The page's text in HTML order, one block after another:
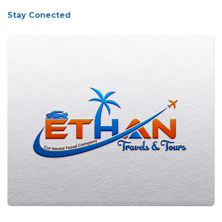
Stay Conected